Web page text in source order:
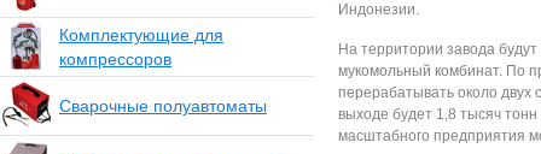
Комплектующие для
компрессоров
Сварочные полуавтоматы
Индонезии.
На территории завода
мукомольный комбинат. По
перерабатывать около двух
выходе будет 1,8 тысяч тонн
масштабного предприятия